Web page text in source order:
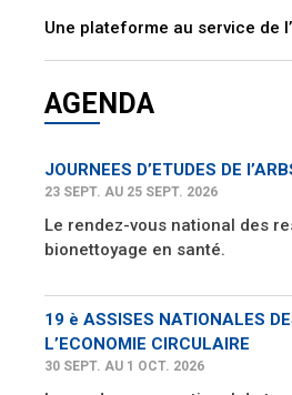
Une plateforme au service de
AGENDA
JOURNEES D’ETUDES DE
23 SEPT. AU 25 SEPT. 2026
Le rendez-vous national des
bionettoyage en santé.
19 è ASSISES NATIONALES
L’ECONOMIE CIRCULAIRE
30 SEPT. AU 1 OCT. 2026